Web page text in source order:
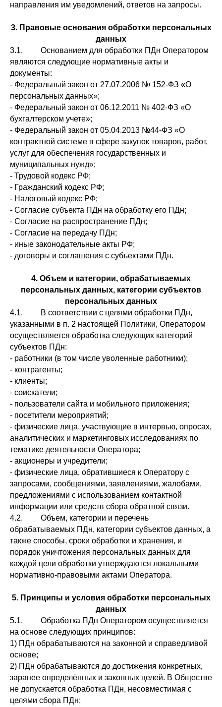
направления им уведомлений, ответов на запросы.
3. Правовые основания обработки персональных
данных
3.1. Основанием для обработки ПДн Оператором
являются следующие нормативные акты и
документы:
- Федеральный закон от 27.07.2006 № 152-ФЗ «О
персональных данных»;
- Федеральный закон от 06.12.2011 № 402-ФЗ «О
бухгалтерском учете»;
- Федеральный закон от 05.04.2013 №44-ФЗ «О
контрактной системе в сфере закупок товаров, работ,
услуг для обеспечения государственных и
муниципальных нужд»;
- Трудовой кодекс РФ;
- Гражданский кодекс РФ;
- Налоговый кодекс РФ;
- Согласие субъекта ПДн на обработку его ПДн;
- Согласие на распространение ПДн;
- Согласие на передачу ПДн;
- иные законодательные акты РФ;
- договоры и соглашения с субъектами ПДн.
4. Объем и категории, обрабатываемых
персональных данных, категории субъектов
персональных данных
4.1. В соответствии с целями обработки ПДн,
указанными в п. 2 настоящей Политики, Оператором
осуществляется обработка следующих категорий
субъектов ПДн:
- работники (в том числе уволенные работники);
- контрагенты;
- клиенты;
- соискатели;
- пользователи сайта и мобильного приложения;
- посетители мероприятий;
- физические лица, участвующие в интервью, опросах,
аналитических и маркетинговых исследованиях по
тематике деятельности Оператора;
- акционеры и учредители;
- физические лица, обратившиеся к Оператору с
запросами, сообщениями, заявлениями, жалобами,
предложениями с использованием контактной
информации или средств сбора обратной связи.
4.2. Объем, категории и перечень
обрабатываемых ПДн, категории субъектов данных, а
также способы, сроки обработки и хранения, и
порядок уничтожения персональных данных для
каждой цели обработки утверждаются локальными
нормативно-правовыми актами Оператора.
5. Принципы и условия обработки персональных
данных
5.1. Обработка ПДн Оператором осуществляется
на основе следующих принципов:
1) ПДн обрабатываются на законной и справедливой
основе;
2) ПДн обрабатываются до достижения конкретных,
заранее определённых и законных целей. В Обществе
не допускается обработка ПДн, несовместимая с
целями сбора ПДн;